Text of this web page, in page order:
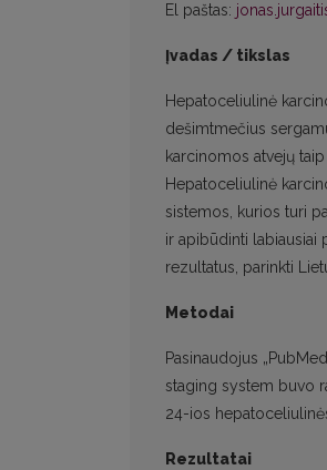
El paštas:
Įvadas / tikslas
Hepatoceliulinė
dešimtmečius
karcinomos atvejų
Hepatoceliulinė
sistemos, kurios turi
ir apibūdinti labiausiai
rezultatus, parinkti
Metodai
Pasinaudojus
staging system buvo
24-ios
Rezultatai